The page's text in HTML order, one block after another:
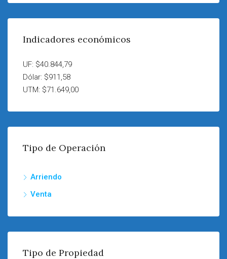
Indicadores económicos
UF: $40.844,79
Dólar: $911,58
UTM: $71.649,00
Tipo de Operación
Arriendo
Venta
Tipo de Propiedad